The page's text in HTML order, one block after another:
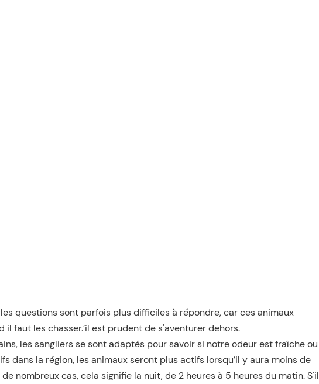
questions sont parfois plus difficiles à répondre, car ces animaux
faut les chasser.’il est prudent de s'aventurer dehors.
les sangliers se sont adaptés pour savoir si notre odeur est fraîche ou
dans la région, les animaux seront plus actifs lorsqu’il y aura moins de
nombreux cas, cela signifie la nuit, de 2 heures à 5 heures du matin. S'il